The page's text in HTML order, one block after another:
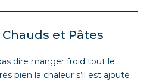
et Pâtes
dire manger froid tout le
bien la chaleur s’il est ajouté